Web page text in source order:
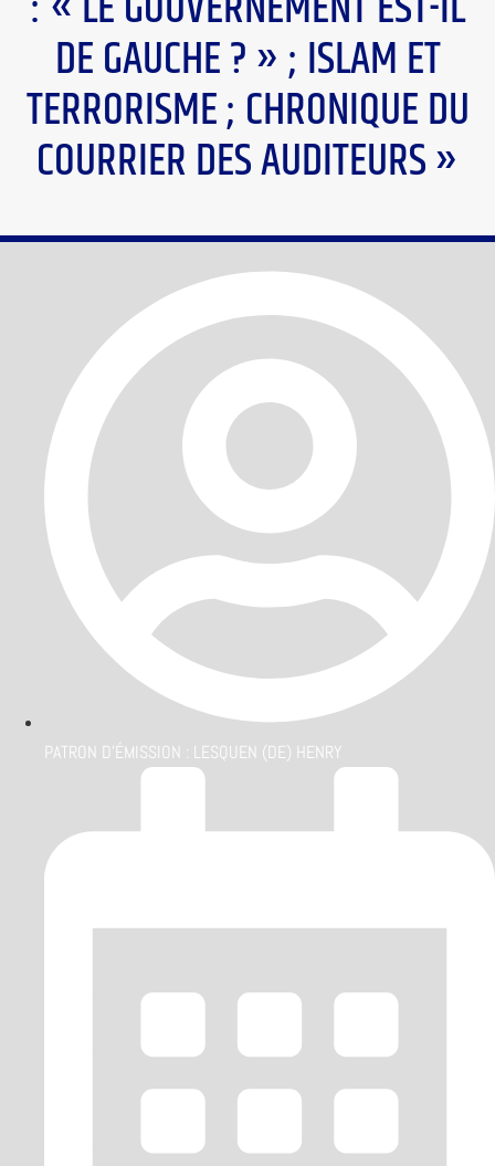
DE GAUCHE ? » ; ISLAM ET
TERRORISME ; CHRONIQUE DU
COURRIER DES AUDITEURS »
PATRON D'ÉMISSION : LESQUEN (DE) HENRY